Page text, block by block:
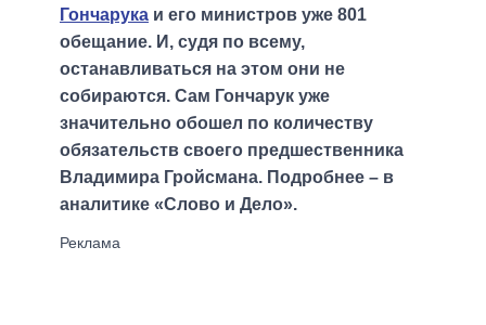
Гончарука и его министров уже 801
обещание. И, судя по всему,
останавливаться на этом они не
собираются. Сам Гончарук уже
значительно обошел по количеству
обязательств своего предшественника
Владимира Гройсмана. Подробнее – в
аналитике «Слово и Дело».